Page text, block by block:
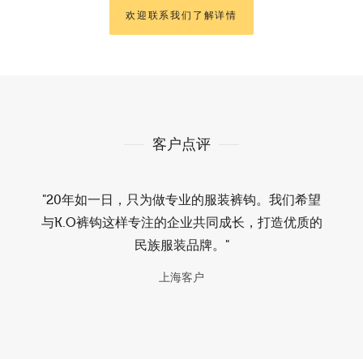
欢迎联系我们了解详情
客户点评
"20年如一日，只为做专业的服装裤钩。我们希望
与K.O裤钩这样专注的企业共同成长，打造优质的
民族服装品牌。"
上海客户